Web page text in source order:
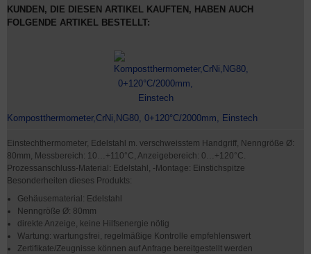
KUNDEN, DIE DIESEN ARTIKEL KAUFTEN, HABEN AUCH
FOLGENDE ARTIKEL BESTELLT:
Kompostthermometer,CrNi,NG80, 0+120°C/2000mm, Einstech
Einstechthermometer, Edelstahl m. verschweisstem Handgriff, Nenngröße Ø:
80mm, Messbereich: 10…+110°C, Anzeigebereich: 0…+120°C.
Prozessanschluss-Material: Edelstahl, -Montage: Einstichspitze
Besonderheiten dieses Produkts:
Gehäusematerial: Edelstahl
Nenngröße Ø: 80mm
direkte Anzeige, keine Hilfsenergie nötig
Wartung: wartungsfrei, regelmäßige Kontrolle empfehlenswert
Zertifikate/Zeugnisse können auf Anfrage bereitgestellt werden